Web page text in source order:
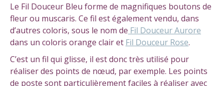
Le Fil Douceur Bleu forme de magnifiques boutons de
fleur ou muscaris. Ce fil est également vendu, dans
d’autres coloris, sous le nom de Fil Douceur Aurore
dans un coloris orange clair et Fil Douceur Rose.
C’est un fil qui glisse, il est donc très utilisé pour
réaliser des points de nœud, par exemple. Les points
de poste sont particulièrement faciles à réaliser avec